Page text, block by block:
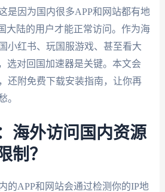
是因为国内很多APP和网站都有地
大陆的用户才能正常访问。作为海
小红书、玩国服游戏、甚至看大
选对回国加速器是关键。本文会
还附免费下载安装指南，让你再
。
海外访问国内资源
制？
的APP和网站会通过检测你的IP地